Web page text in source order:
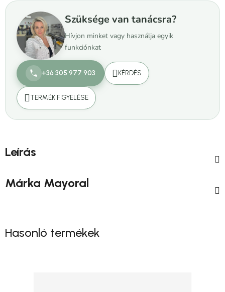
Szüksége van tanácsra?
Hívjon minket vagy használja egyik
funkciónkat
+36 305 977 903 KÉRDÉS
TERMÉK FIGYELÉSE
Leírás
Márka Mayoral
Hasonló termékek